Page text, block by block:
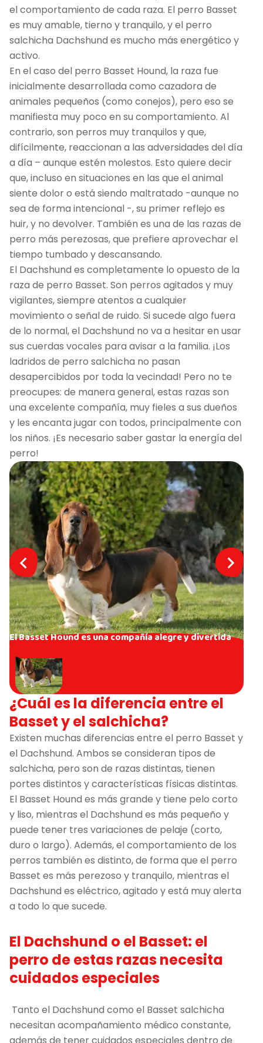
el comportamiento de cada raza. El perro Basset
es muy amable, tierno y tranquilo, y el perro
salchicha Dachshund es mucho más energético y
activo.
En el caso del perro Basset Hound, la raza fue
inicialmente desarrollada como cazadora de
animales pequeños (como conejos), pero eso se
manifiesta muy poco en su comportamiento. Al
contrario, son perros muy tranquilos y que,
difícilmente, reaccionan a las adversidades del día
a día – aunque estén molestos. Esto quiere decir
que, incluso en situaciones en las que el animal
siente dolor o está siendo maltratado -aunque no
sea de forma intencional -, su primer reflejo es
huir, y no devolver. También es una de las razas de
perro más perezosas, que prefiere aprovechar el
tiempo tumbado y descansando.
El Dachshund es completamente lo opuesto de la
raza de perro Basset. Son perros agitados y muy
vigilantes, siempre atentos a cualquier
movimiento o señal de ruido. Si sucede algo fuera
de lo normal, el Dachshund no va a hesitar en usar
sus cuerdas vocales para avisar a la familia. ¡Los
ladridos de perro salchicha no pasan
desapercibidos por toda la vecindad! Pero no te
preocupes: de manera general, estas razas son
una excelente compañía, muy fieles a sus dueños
y les encanta jugar con todos, principalmente con
los niños. ¡Es necesario saber gastar la energía del
perro!
El Basset Hound es una compañía alegre y divertida
¿Cuál es la diferencia entre el
Basset y el salchicha?
Existen muchas diferencias entre el perro Basset y
el Dachshund. Ambos se consideran tipos de
salchicha, pero son de razas distintas, tienen
portes distintos y características físicas distintas.
El Basset Hound es más grande y tiene pelo corto
y liso, mientras el Dachshund es más pequeño y
puede tener tres variaciones de pelaje (corto,
duro o largo). Además, el comportamiento de los
perros también es distinto, de forma que el perro
Basset es más perezoso y tranquilo, mientras el
Dachshund es eléctrico, agitado y está muy alerta
a todo lo que sucede.
El Dachshund o el Basset: el
perro de estas razas necesita
cuidados especiales
Tanto el Dachshund como el Basset salchicha
necesitan acompañamiento médico constante,
además de tener cuidados especiales dentro de